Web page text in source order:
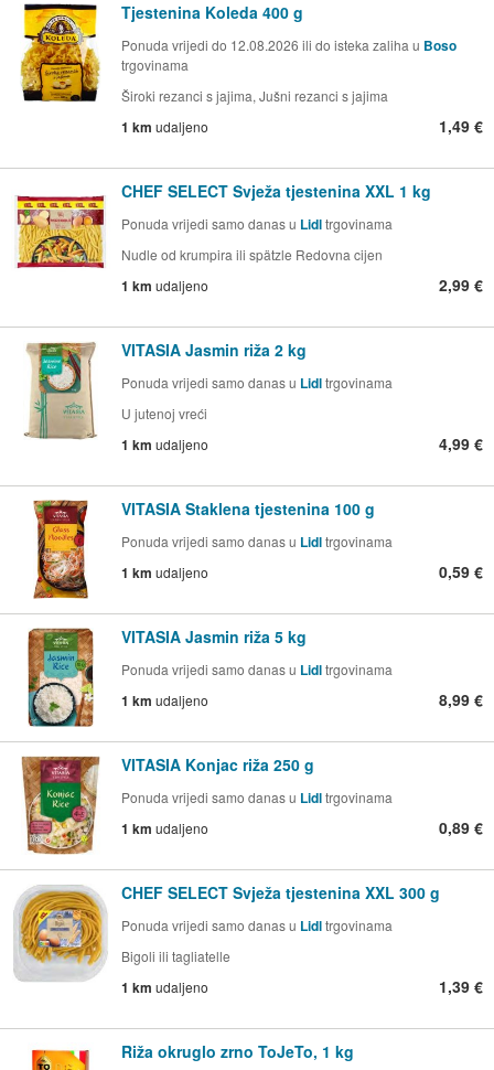
Tjestenina Koleda 400 g
Ponuda vrijedi do 12.08.2026 ili do isteka zaliha u Boso
trgovinama
Široki rezanci s jajima, Jušni rezanci s jajima
1 km udaljeno 1,49 €
CHEF SELECT Svježa tjestenina XXL 1 kg
Ponuda vrijedi samo danas u Lidltrgovinama
Nudle od krumpira ili spätzle Redovna cijen
1 km udaljeno 2,99 €
VITASIA Jasmin riža 2 kg
Ponuda vrijedi samo danas u Lidltrgovinama
U jutenoj vreći
1 km udaljeno 4,99 €
VITASIA Staklena tjestenina 100 g
Ponuda vrijedi samo danas u Lidltrgovinama
1 km udaljeno 0,59 €
VITASIA Jasmin riža 5 kg
Ponuda vrijedi samo danas u Lidltrgovinama
1 km udaljeno 8,99 €
VITASIA Konjac riža 250 g
Ponuda vrijedi samo danas u Lidltrgovinama
1 km udaljeno 0,89 €
CHEF SELECT Svježa tjestenina XXL 300 g
Ponuda vrijedi samo danas u Lidltrgovinama
Bigoli ili tagliatelle
1 km udaljeno 1,39 €
Riža okruglo zrno ToJeTo, 1 kg